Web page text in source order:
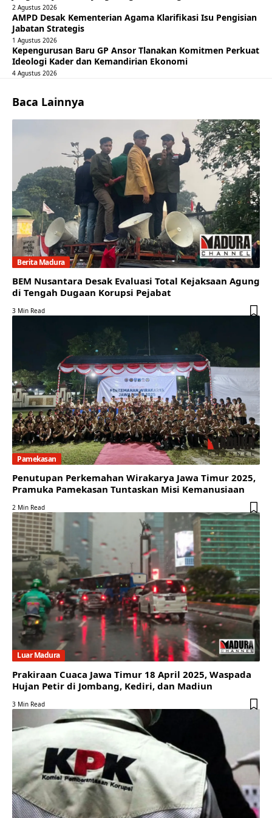
2 Agustus 2026
AMPD Desak Kementerian Agama Klarifikasi Isu Pengisian
Jabatan Strategis
1 Agustus 2026
Kepengurusan Baru GP Ansor Tlanakan Komitmen Perkuat
Ideologi Kader dan Kemandirian Ekonomi
4 Agustus 2026
Baca Lainnya
Berita Madura
BEM Nusantara Desak Evaluasi Total Kejaksaan Agung
di Tengah Dugaan Korupsi Pejabat
3 Min Read
Pamekasan
Penutupan Perkemahan Wirakarya Jawa Timur 2025,
Pramuka Pamekasan Tuntaskan Misi Kemanusiaan
2 Min Read
Luar Madura
Prakiraan Cuaca Jawa Timur 18 April 2025, Waspada
Hujan Petir di Jombang, Kediri, dan Madiun
3 Min Read